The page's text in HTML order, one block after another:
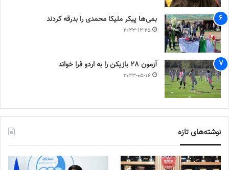
بمی‌ها پیکر ملیکا محمدی را بدرقه کردند
2023-12-25
آزمون 28 بازیکن را به اردو فرا خواند
2023-05-14
نوشته‌های تازه